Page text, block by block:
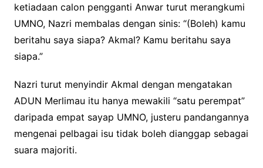
ketiadaan calon pengganti Anwar turut merangkumi
UMNO, Nazri membalas dengan sinis: “(Boleh) kamu
beritahu saya siapa? Akmal? Kamu beritahu saya
siapa.”
Nazri turut menyindir Akmal dengan mengatakan
ADUN Merlimau itu hanya mewakili “satu perempat”
daripada empat sayap UMNO, justeru pandangannya
mengenai pelbagai isu tidak boleh dianggap sebagai
suara majoriti.